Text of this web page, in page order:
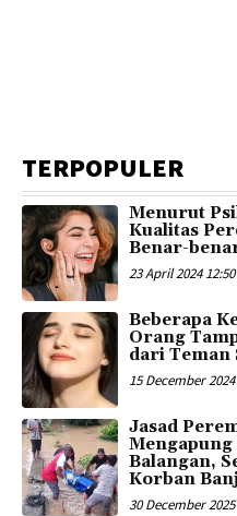
TERPOPULER
Menurut
Kualitas
Benar-
23 April 2024
Beberapa
Orang
dari Teman
15 December
Jasad
Mengapung
Balangan,
Korban
30 December